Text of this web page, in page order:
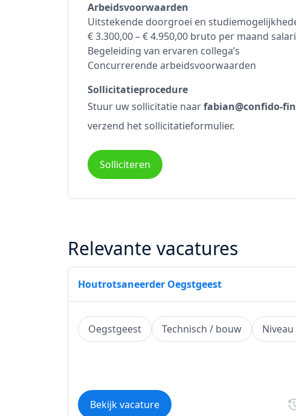
Arbeidsvoorwaarden
Uitstekende doorgroei en
€ 3.300,00 – € 4.950,00 bruto per maand
Begeleiding van ervaren collega’s
Concurrerende arbeidsvoorwaarden
Sollicitatieprocedure
Stuur uw sollicitatie naarfabian@confido-
verzend het sollicitatieformulier.
Solliciteren
Relevante vacatures
Houtrotsaneerder Oegstgeest
Oegstgeest Technisch / bouw Niveau
Bekijk vacature